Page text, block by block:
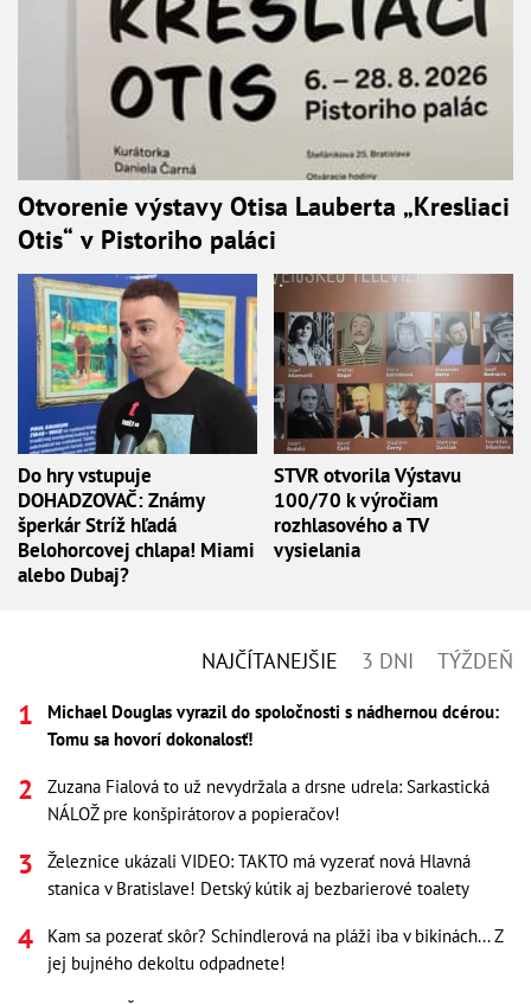
Otvorenie výstavy Otisa Lauberta „Kresliaci
Otis“ v Pistoriho paláci
Do hry vstupuje
DOHADZOVAČ: Známy
šperkár Stríž hľadá
Belohorcovej chlapa! Miami
alebo Dubaj?
STVR otvorila Výstavu
100/70 k výročiam
rozhlasového a TV
vysielania
NAJČÍTANEJŠIE 3 DNI TÝŽDEŇ
Michael Douglas vyrazil do spoločnosti s nádhernou dcérou:
Tomu sa hovorí dokonalosť!
Zuzana Fialová to už nevydržala a drsne udrela: Sarkastická
NÁLOŽ pre konšpirátorov a popieračov!
Železnice ukázali VIDEO: TAKTO má vyzerať nová Hlavná
stanica v Bratislave! Detský kútik aj bezbarierové toalety
Kam sa pozerať skôr? Schindlerová na pláži iba v bikinách... Z
jej bujného dekoltu odpadnete!